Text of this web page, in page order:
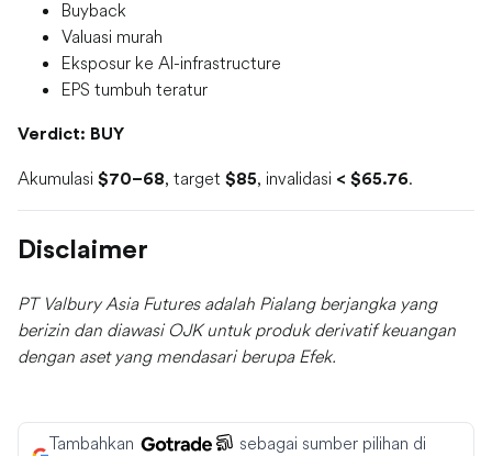
Buyback
Valuasi murah
Eksposur ke AI-infrastructure
EPS tumbuh teratur
Verdict: BUY
Akumulasi $70–68, target $85, invalidasi < $65.76.
Disclaimer
PT Valbury Asia Futures adalah Pialang berjangka yang
berizin dan diawasi OJK untuk produk derivatif keuangan
dengan aset yang mendasari berupa Efek.
Tambahkan
sebagai sumber pilihan di